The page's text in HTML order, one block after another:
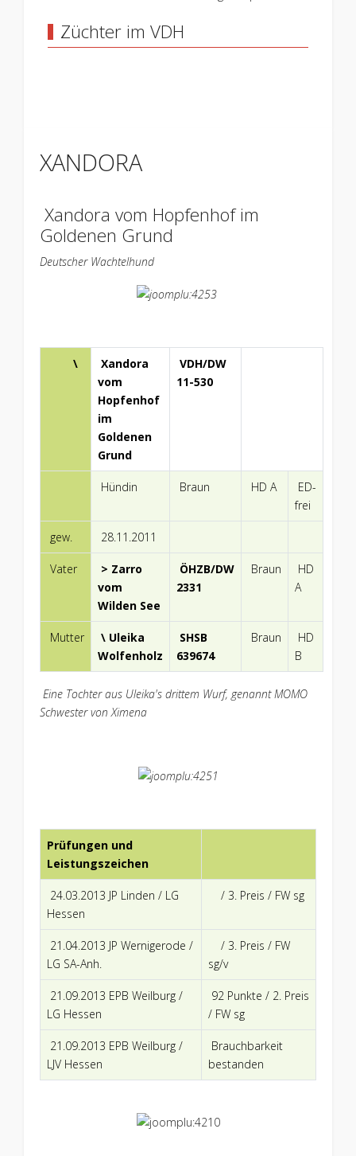
Züchter im VDH
XANDORA
Xandora vom Hopfenhof im
Goldenen Grund
Deutscher Wachtelhund
\
Xandora
vom
Hopfenhof
im
Goldenen
Grund
VDH/DW
11-530
Hündin Braun HD A
ED-
frei
gew. 28.11.2011
Vater
> Zarro
vom
Wilden See
ÖHZB/DW
2331
Braun
HD
A
Mutter
\ Uleika
Wolfenholz
SHSB
639674
Braun
HD
B
Eine Tochter aus Uleika's drittem Wurf, genannt MOMO
Schwester von Ximena
Prüfungen und
Leistungszeichen
24.03.2013 JP Linden / LG
Hessen
/ 3. Preis / FW sg
21.04.2013 JP Wernigerode /
LG SA-Anh.
/ 3. Preis / FW
sg/v
21.09.2013 EPB Weilburg /
LG Hessen
92 Punkte / 2. Preis
/ FW sg
21.09.2013 EPB Weilburg /
LJV Hessen
Brauchbarkeit
bestanden